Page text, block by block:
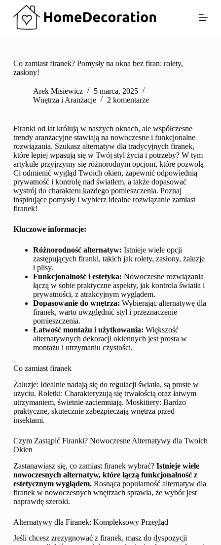
d
Co zamiast firanek? Pomysły na okna bez firan: rolety,
zasłony!
Arek Misiewicz
5 marca, 2025
Wnętrza i Aranżacje
2 komentarze
Firanki od lat królują w naszych oknach, ale współczesne
trendy aranżacyjne stawiają na nowoczesne i funkcjonalne
rozwiązania. Szukasz alternatyw dla tradycyjnych firanek,
które lepiej wpasują się w Twój styl życia i potrzeby? W tym
artykule przyjrzymy się różnorodnym opcjom, które pozwolą
Ci odmienić wygląd Twoich okien, zapewnić odpowiednią
prywatność i kontrolę nad światłem, a także dopasować
wystrój do charakteru każdego pomieszczenia. Poznaj
inspirujące pomysły i wybierz idealne rozwiązanie zamiast
firanek!
Kluczowe informacje:
Różnorodność alternatyw: Istnieje wiele opcji
zastępujących firanki, takich jak rolety, zasłony, żaluzje
i plisy.
Funkcjonalność i estetyka: Nowoczesne rozwiązania
łączą w sobie praktyczne aspekty, jak kontrola światła i
prywatności, z atrakcyjnym wyglądem.
Dopasowanie do wnętrza: Wybierając alternatywę dla
firanek, warto uwzględnić styl i przeznaczenie
pomieszczenia.
Łatwość montażu i użytkowania: Większość
alternatywnych dekoracji okiennych jest prosta w
montażu i utrzymaniu czystości.
Co zamiast firanek
Żaluzje: Idealnie nadają się do regulacji światła, są proste w
użyciu. Roletki: Charakteryzują się trwałością oraz łatwym
utrzymaniem, świetnie zaciemniają. Moskitiery: Bardzo
praktyczne, skutecznie zabezpieczają wnętrza przed
insektami.
Czym Zastąpić Firanki? Nowoczesne Alternatywy dla Twoich
Okien
Zastanawiasz się, co zamiast firanek wybrać? Istnieje wiele
nowoczesnych alternatyw, które łączą funkcjonalność z
estetycznym wyglądem.Rosnąca popularność alternatyw dla
firanek w nowoczesnych wnętrzach sprawia, że wybór jest
naprawdę szeroki.
Alternatywy dla Firanek: Kompleksowy Przegląd
Jeśli chcesz zrezygnować z firanek, masz do dyspozycji